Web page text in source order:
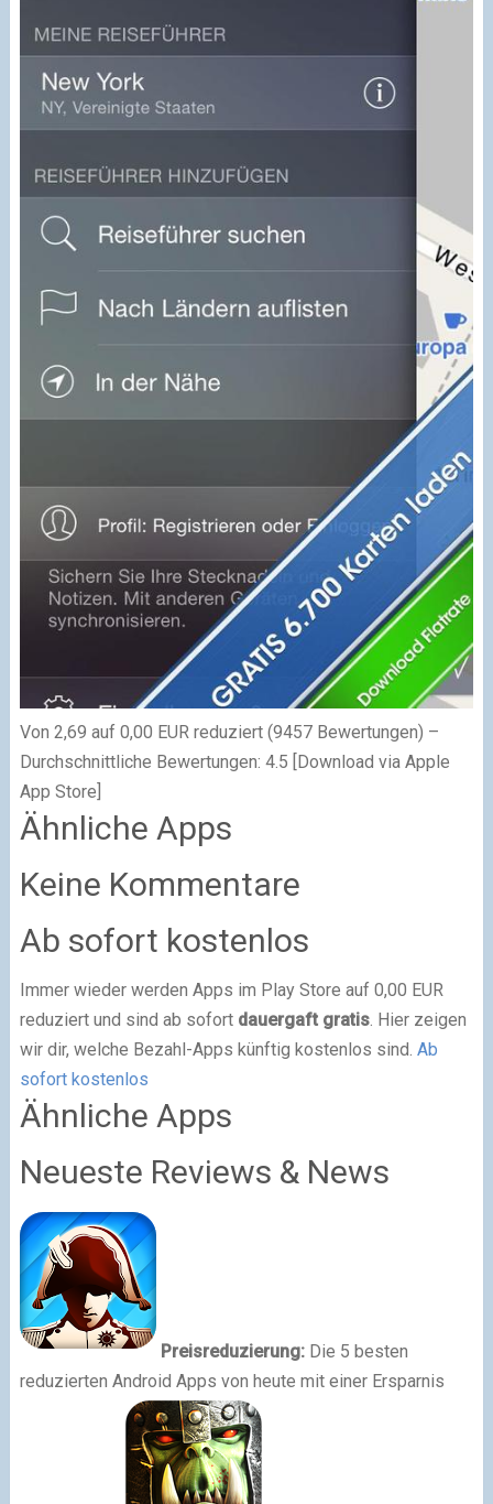
Von 2,69 auf 0,00 EUR reduziert (9457 Bewertungen) –
Durchschnittliche Bewertungen: 4.5 [Download via Apple
App Store]
Ähnliche Apps
Keine Kommentare
Ab sofort kostenlos
Immer wieder werden Apps im Play Store auf 0,00 EUR
reduziert und sind ab sofort dauergaft gratis. Hier zeigen
wir dir, welche Bezahl-Apps künftig kostenlos sind. Ab
sofort kostenlos
Ähnliche Apps
Neueste Reviews & News
Preisreduzierung: Die 5 besten
reduzierten Android Apps von heute mit einer Ersparnis